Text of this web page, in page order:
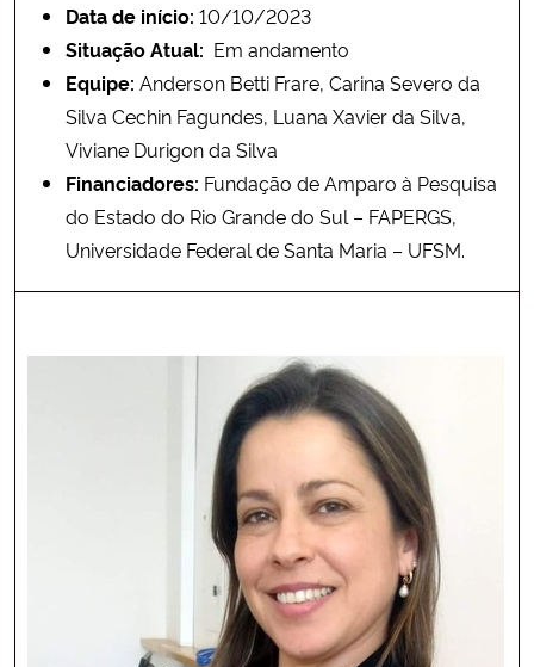
Data de início: 10/10/2023
Situação Atual: Em andamento
Equipe: Anderson Betti Frare, Carina Severo da
Silva Cechin Fagundes, Luana Xavier da Silva,
Viviane Durigon da Silva
Financiadores: Fundação de Amparo à Pesquisa
do Estado do Rio Grande do Sul – FAPERGS,
Universidade Federal de Santa Maria – UFSM.